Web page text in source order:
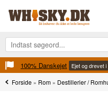
100% Danskejet Ejet og drevet
Forside » Rom » Destillerier /